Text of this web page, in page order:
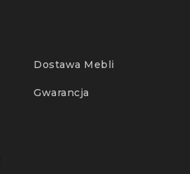
Dostawa Mebli
Gwarancja